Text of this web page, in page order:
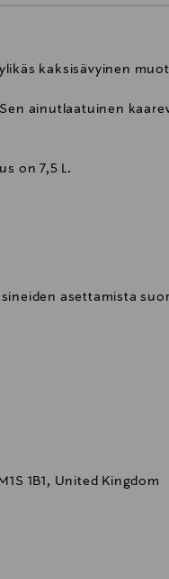
kaksisävyinen
ainutlaatuinen
on 7,5 L.
asettamista
1B1, United Kingdom